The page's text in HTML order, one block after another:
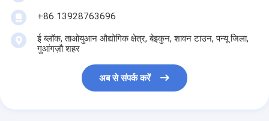
+86 13928763696
ई ब्लॉक, ताओयुआन औद्योगिक क्षेत्र, बेइकुन, शावन टाउन, पन्यू जिला,
गुआंगज़ौ शहर
अब से संपर्क करें